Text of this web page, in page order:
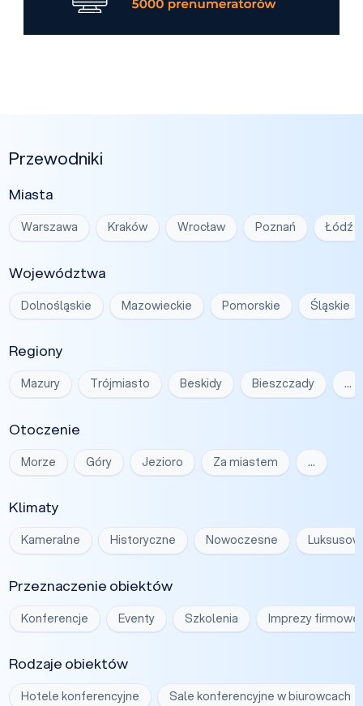
Przewodniki
Miasta
Warszawa Kraków Wrocław Poznań Łódź
Województwa
Dolnośląskie Mazowieckie Pomorskie Śląskie
Regiony
Mazury Trójmiasto Beskidy Bieszczady …
Otoczenie
Morze Góry Jezioro Za miastem …
Klimaty
Kameralne Historyczne Nowoczesne
Przeznaczenie obiektów
Konferencje Eventy Szkolenia Imprezy firmowe
Rodzaje obiektów
Hotele konferencyjne Sale konferencyjne w biurowcach